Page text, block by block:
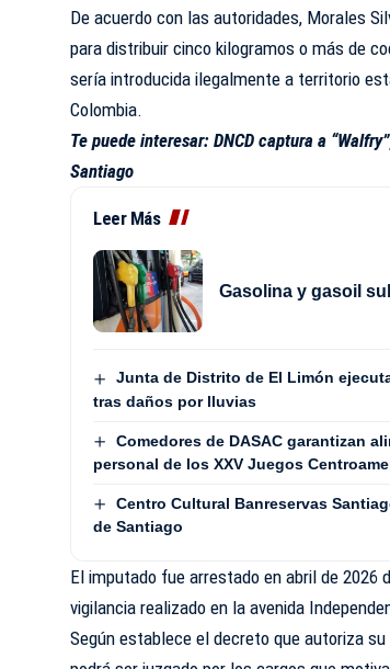
De acuerdo con las autoridades, Morales
para distribuir cinco kilogramos o más de
sería introducida ilegalmente a territorio
Colombia.
Te puede interesar:DNCD captura a
Santiago
Leer Más
Gasolina y gasoil
Junta de Distrito de El Limón
tras daños por lluvias
Comedores de DASAC garantizan
personal de los XXV Juegos
Centro Cultural Banreservas
de Santiago
El imputado fue arrestado en abril de 2026
vigilancia realizado en la avenida
Según establece el decreto que autoriza